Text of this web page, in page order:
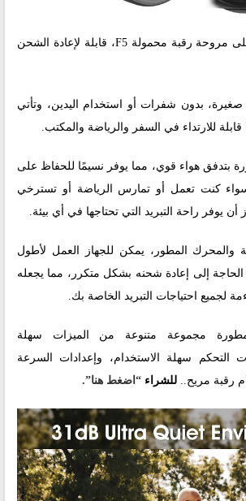
كما يمكنك الحصول على مروحة رقبة محمولة F5، قابلة لإعادة الشحن
بدون شفرات أو استخدام اليدين، وتأتي
بتدفق هواء قوي، مما يوفر نسيمًا للحفاظ على
كنت تعمل أو تمارس الرياضة أو تسترخي
يوفر راحة التبريد التي تحتاجها في أي بيئة.
والمحرك المطور، يمكن للجهاز العمل لأطول
إلى إعادة شحنه بشكل متكرر، مما يجعله
لجميع احتياجات التبريد الخاصة بك.
مجموعة متنوعة من الميزات سهلة
التحكم سهلة الاستخدام، وإعدادات السرعة
رقبة مريح..
للشراء “اضغط هنا”.